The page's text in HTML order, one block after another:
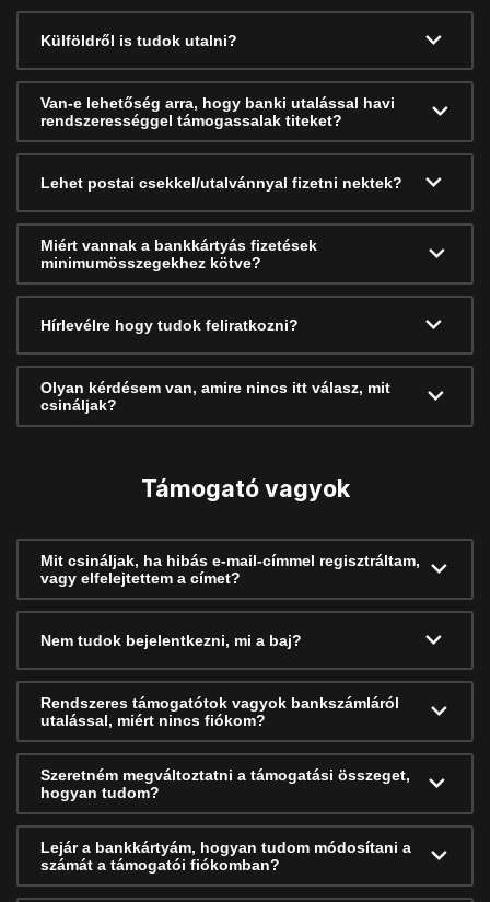
Külföldről is tudok utalni?
Van-e lehetőség arra, hogy banki utalással havi
rendszerességgel támogassalak titeket?
Lehet postai csekkel/utalvánnyal fizetni nektek?
Miért vannak a bankkártyás fizetések
minimumösszegekhez kötve?
Hírlevélre hogy tudok feliratkozni?
Olyan kérdésem van, amire nincs itt válasz, mit
csináljak?
Támogató vagyok
Mit csináljak, ha hibás e-mail-címmel regisztráltam,
vagy elfelejtettem a címet?
Nem tudok bejelentkezni, mi a baj?
Rendszeres támogatótok vagyok bankszámláról
utalással, miért nincs fiókom?
Szeretném megváltoztatni a támogatási összeget,
hogyan tudom?
Lejár a bankkártyám, hogyan tudom módosítani a
számát a támogatói fiókomban?